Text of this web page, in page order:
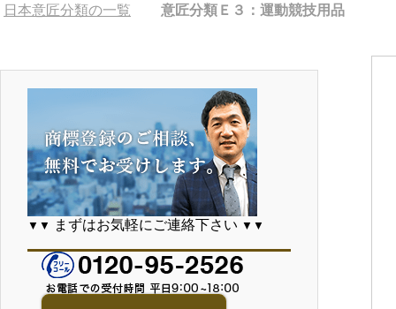
日本意匠分類の一覧
意匠分類Ｅ３：運動競技用品
▼▼ まずはお気軽にご連絡下さい ▼▼